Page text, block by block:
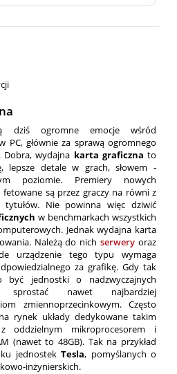
dziś ogromne emocje wśród
głównie za sprawą ogromnego
wydajna karta graficzna to
lepsze detale w grach, słowem -
poziomie. Premiery nowych
fetowane są przez graczy na równi z
tytułów. Nie powinna więc dziwić
w benchmarkach wszystkich
Jednak wydajna karta
Należą do nichserwery oraz
urządzenie tego typu wymaga
za grafikę. Gdy tak
jednostki o nadzwyczajnych
sprostać nawet najbardziej
zmiennoprzecinkowym. Często
rynek układy dedykowane takim
z oddzielnym mikroprocesorem i
(nawet to 48GB). Tak na przykład
jednostek Tesla, pomyślanych o
inżynierskich.